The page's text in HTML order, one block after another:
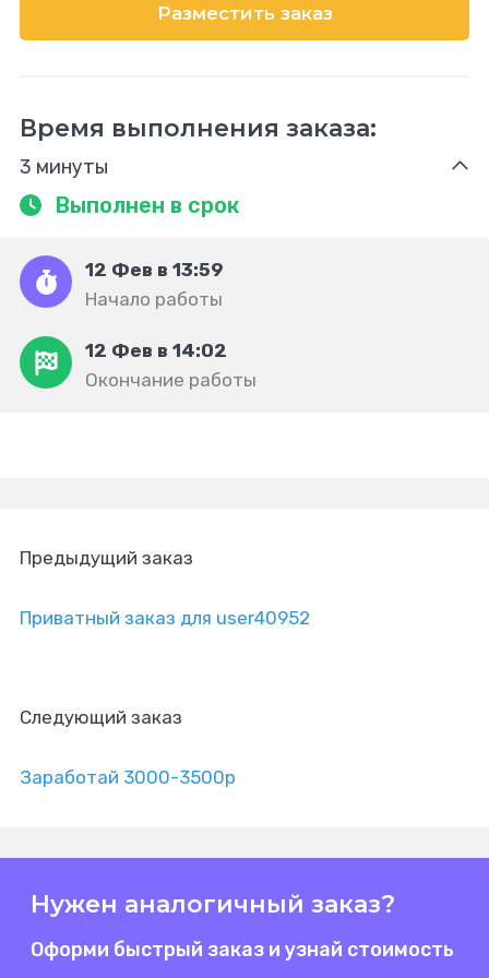
Разместить заказ
Время выполнения заказа:
3 минуты
Выполнен в срок
12 Фев в 13:59
Начало работы
12 Фев в 14:02
Окончание работы
Предыдущий заказ
Приватный заказ для user40952
Следующий заказ
Заработай 3000-3500р
Нужен аналогичный заказ?
Оформи быстрый заказ и узнай стоимость